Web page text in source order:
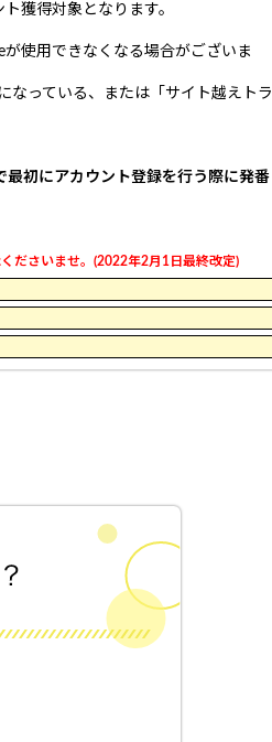
獲得対象となります。
使用できなくなる場合がございま
っている、または「サイト越えトラ
初にアカウント登録を行う際に発番
ださいませ。(2022年2月1日最終改定)